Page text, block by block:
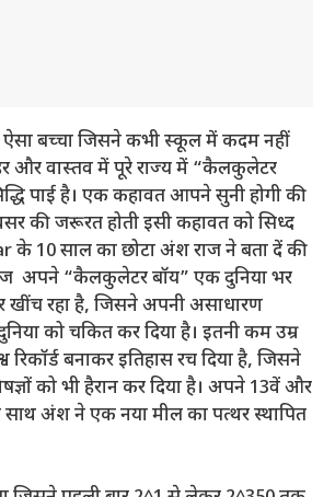
बच्चा जिसने कभी स्कूल में कदम नहीं
और वास्तव में पूरे राज्य में “कैलकुलेटर
पाई है। एक कहावत आपने सुनी होगी की
की जरूरत होती इसी कहावत को सिध्द
के 10 साल का छोटा अंश राज ने बता दें की
अपने “कैलकुलेटर बॉय” एक दुनिया भर
खींच रहा है, जिसने अपनी असाधारण
को चकित कर दिया है। इतनी कम उम्र
बनाकर इतिहास रच दिया है, जिसने
को भी हैरान कर दिया है। अपने 13वें और
साथ अंश ने एक नया मील का पत्थर स्थापित